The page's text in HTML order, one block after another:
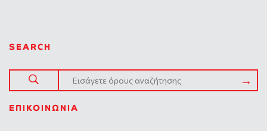
SEARCH
ΕΠΙΚΟΙΝΩΝΊΑ